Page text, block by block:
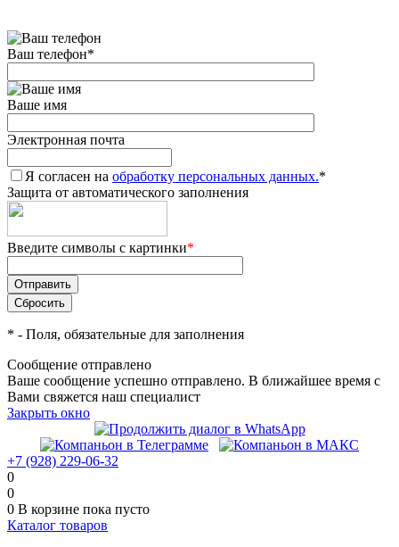
Ваш телефон*
Ваше имя
Электронная почта
Я согласен на обработку персональных данных.*
Защита от автоматического заполнения
Введите символы с картинки*
* - Поля, обязательные для заполнения
Сообщение отправлено
Ваше сообщение успешно отправлено. В ближайшее время с
Вами свяжется наш специалист
Закрыть окно
+7 (928) 229-06-32
0
0
0 В корзине пока пусто
Каталог товаров